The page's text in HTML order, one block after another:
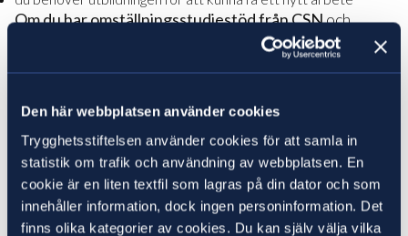
Den här webbplatsen använder cookies
Trygghetsstiftelsen använder cookies för att samla in
statistik om trafik och användning av webbplatsen. En
cookie är en liten textfil som lagras på din dator och som
innehåller information, dock ingen personinformation. Det
finns olika kategorier av cookies. Du kan själv välja vilka
Om du har omställningsstudiestöd från CSNoch
kompletterande studiestöd från oss behöver dessa
Har du fåttavslag på ansökan om, eller inte haft rätt
till, omställningsstudiestöd från CSNkan du få
förlängt studiestöd direkt i 1–4 terminer.
Hur mycket du kan få i förlängt studiestöd beror på: